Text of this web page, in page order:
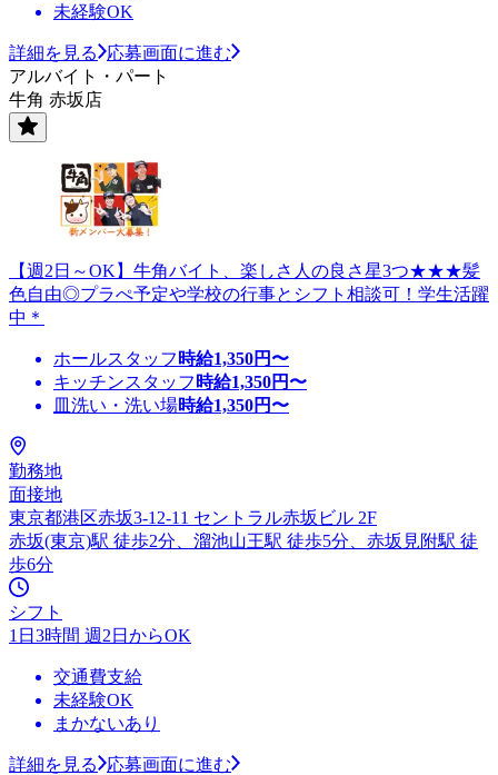
未経験OK
詳細を見る
応募画面に進む
アルバイト・パート
牛角 赤坂店
【週2日～OK】牛角バイト、楽しさ人の良さ星3つ★★★髪
色自由◎プラぺ予定や学校の行事とシフト相談可！学生活躍
中＊
ホールスタッフ 時給1,350円〜
キッチンスタッフ 時給1,350円〜
皿洗い・洗い場時給1,350円〜
勤務地
面接地
東京都港区赤坂3-12-11 セントラル赤坂ビル 2F
赤坂(東京)駅 徒歩2分、溜池山王駅 徒歩5分、赤坂見附駅 徒
歩6分
シフト
1日3時間 週2日からOK
交通費支給
未経験OK
まかないあり
詳細を見る
応募画面に進む